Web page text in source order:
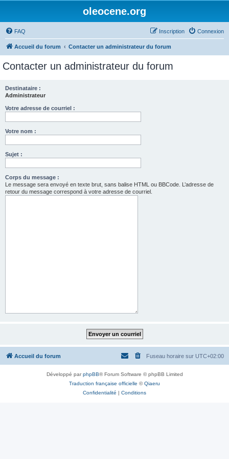
oleocene.org
FAQ Connexion
Inscription
Accueil du forum Contacter un administrateur du forum
Contacter un administrateur du forum
Destinataire :
Administrateur
Votre adresse de courriel :
Votre nom :
Sujet :
Corps du message :
Le message sera envoyé en texte brut, sans balise HTML ou BBCode. L’adresse de
retour du message correspond à votre adresse de courriel.
Accueil du forum Fuseau horaire sur UTC+02:00
Développé parphpBB® Forum Software © phpBB Limited
Traduction française officielle ©Qiaeru
Confidentialité | Conditions